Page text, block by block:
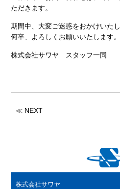
ただきます。
期間中、大変ご迷惑をおかけいた
何卒、よろしくお願いいたします。
株式会社サワヤ スタッフ一同
≪ NEXT
株式会社サワヤ